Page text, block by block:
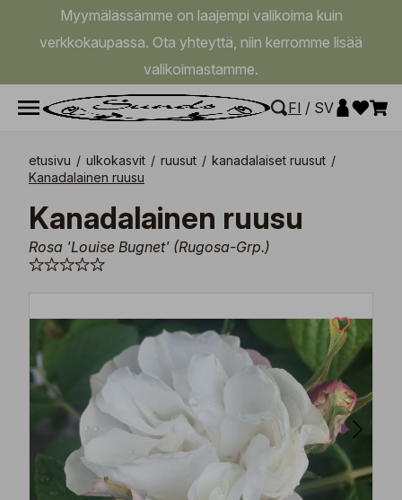
Myymälässämme on laajempi valikoima kuin
verkkokaupassa. Ota yhteyttä, niin kerromme lisää
valikoimastamme.
FI / SV
etusivu / ulkokasvit / ruusut / kanadalaiset ruusut /
Kanadalainen ruusu
Kanadalainen ruusu
Rosa 'Louise Bugnet' (Rugosa-Grp.)